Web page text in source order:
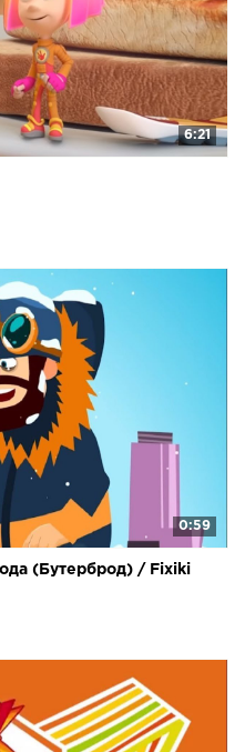
6:21
0:59
(Бутерброд) / Fixiki